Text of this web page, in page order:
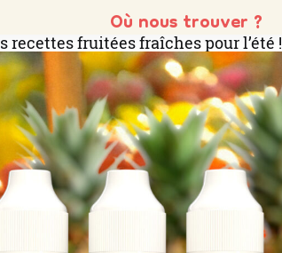
Où nous trouver ?
recettes fruitées fraîches pour l’été !